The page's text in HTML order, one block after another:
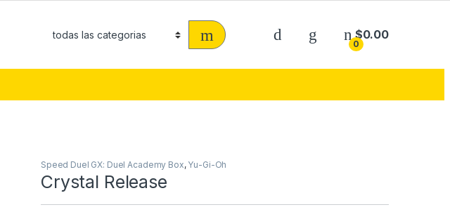
0
$0.00
Speed Duel GX: Duel Academy Box, Yu-Gi-Oh
Crystal Release